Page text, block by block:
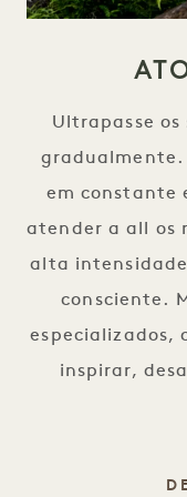
Ultrapasse
gradualmente.
em constante
atender a all os
alta
consciente.
especializados,
inspirar,